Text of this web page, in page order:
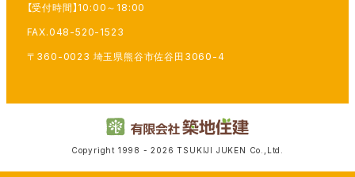
【受付時間】10:00～18:00
FAX.048-520-1523
〒360-0023 埼玉県熊谷市佐谷田3060-4
Copyright 1998 - 2026 TSUKIJI JUKEN Co.,Ltd.